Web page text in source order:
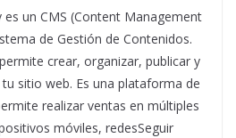
es un CMS (Content Management
de Gestión de Contenidos.
crear, organizar, publicar y
sitio web. Es una plataforma de
realizar ventas en múltiples
móviles, redesSeguir